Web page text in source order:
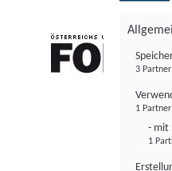
3 Partner
1 Partner
- mit
1
FONDS professionell